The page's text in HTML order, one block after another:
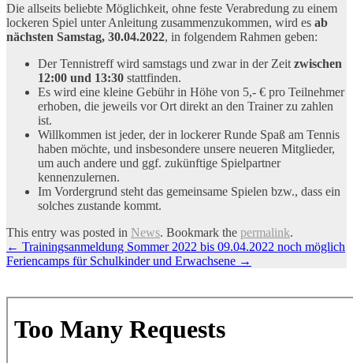
Die allseits beliebte Möglichkeit, ohne feste Verabredung zu einem
lockeren Spiel unter Anleitung zusammenzukommen, wird es ab
nächsten Samstag, 30.04.2022, in folgendem Rahmen geben:
Der Tennistreff wird samstags und zwar in der Zeit zwischen
12:00 und 13:30 stattfinden.
Es wird eine kleine Gebühr in Höhe von 5,- € pro Teilnehmer
erhoben, die jeweils vor Ort direkt an den Trainer zu zahlen
ist.
Willkommen ist jeder, der in lockerer Runde Spaß am Tennis
haben möchte, und insbesondere unsere neueren Mitglieder,
um auch andere und ggf. zukünftige Spielpartner
kennenzulernen.
Im Vordergrund steht das gemeinsame Spielen bzw., dass ein
solches zustande kommt.
This entry was posted in News. Bookmark the permalink.
Artikel-
Navigation
← Trainingsanmeldung Sommer 2022 bis 09.04.2022 noch möglich
Feriencamps für Schulkinder und Erwachsene →